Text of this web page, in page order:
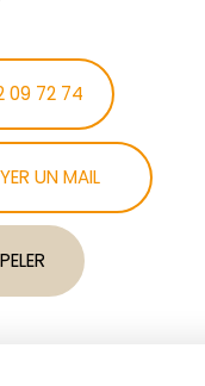
09 72 74
UN MAIL